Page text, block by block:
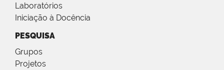
Laboratórios
Iniciação à Docência
PESQUISA
Grupos
Projetos